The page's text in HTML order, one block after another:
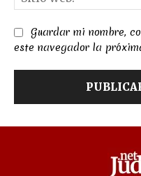
Guardar mi nombre,
este navegador la